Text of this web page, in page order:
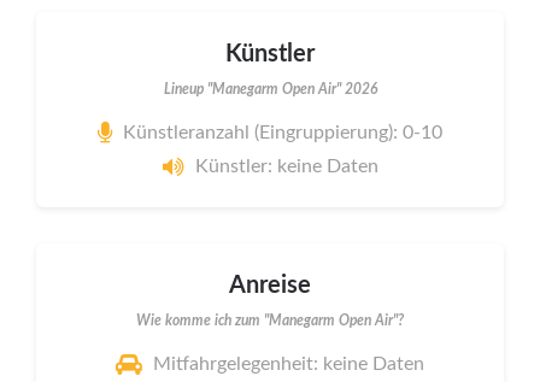
Künstler
Lineup "Manegarm Open Air" 2026
Künstleranzahl (Eingruppierung): 0-10
Künstler: keine Daten
Anreise
Wie komme ich zum "Manegarm Open Air"?
Mitfahrgelegenheit: keine Daten